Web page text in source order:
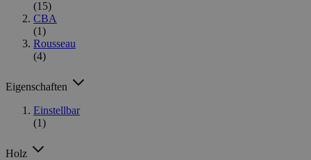
(15)
CBA
(1)
Rousseau
(4)
Eigenschaften
Einstellbar
(1)
Holz